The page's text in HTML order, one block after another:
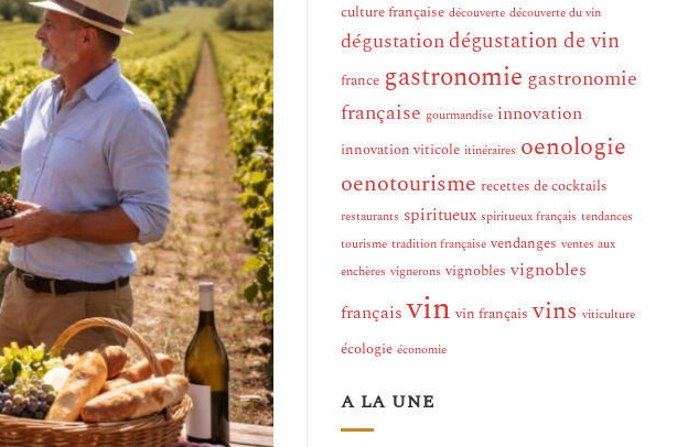
culture française découverte découverte du vin
dégustationdégustation de vin
france gastronomie gastronomie
française gourmandise innovation
innovation viticole itinéraires oenologie
oenotourisme recettes de cocktails
restaurants spiritueux spiritueux français tendances
tourisme tradition française vendanges ventes aux
enchères vignerons vignobles vignobles
français vin vin français vins viticulture
écologie économie
A LA UNE